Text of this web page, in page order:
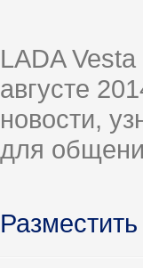
LADA
августе
новости,
для